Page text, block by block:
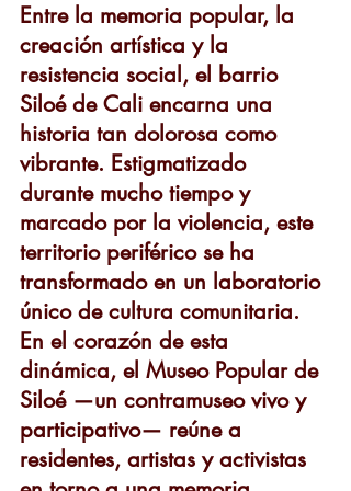
Entre la memoria popular, la
creación artística y la
resistencia social, el barrio
Siloé de Cali encarna una
historia tan dolorosa como
vibrante. Estigmatizado
durante mucho tiempo y
marcado por la violencia, este
territorio periférico se ha
transformado en un laboratorio
único de cultura comunitaria.
En el corazón de esta
dinámica, el Museo Popular de
Siloé —un contramuseo vivo y
participativo— reúne a
residentes, artistas y activistas